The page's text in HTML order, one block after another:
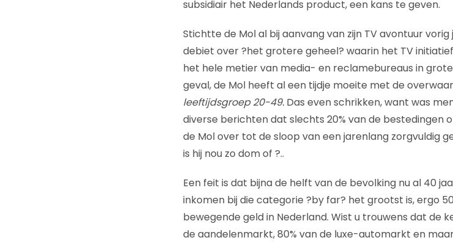
subsidiair het Nederlands product, een kans te geven.
Stichtte de Mol al bij aanvang van zijn TV avontuur
debiet over ?het grotere geheel? waarin het TV
het hele metier van media- en reclamebureaus in
geval, de Mol heeft al een tijdje moeite met de
leeftijdsgroep 20-49.Das even schrikken, want was
diverse berichten dat slechts 20% van de bestedingen
de Mol over tot de sloop van een jarenlang zorgvuldig
is hij nou zo dom of ?..
Een feit is dat bijna de helft van de bevolking nu al 40
inkomen bij die categorie ?by far? het grootst is, ergo
bewegende geld in Nederland. Wist u trouwens dat de
de aandelenmarkt, 80% van de luxe-automarkt en